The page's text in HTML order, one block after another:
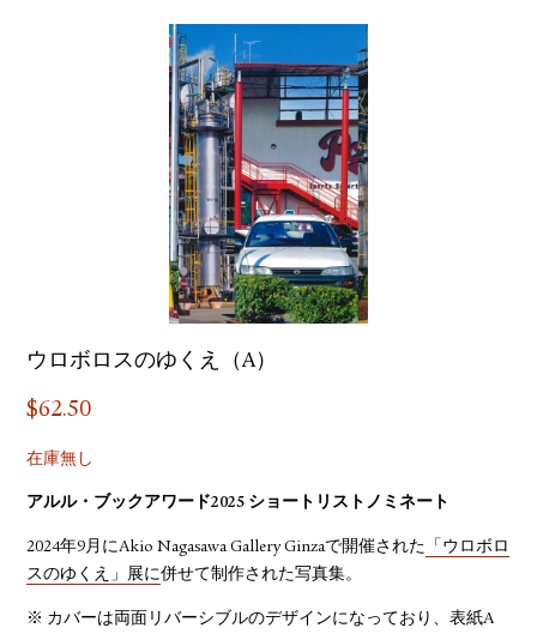
ウロボロスのゆくえ（A）
$62.50
在庫無し
アルル・ブックアワード2025 ショートリストノミネート
2024年9月にAkio Nagasawa Gallery Ginzaで開催された 「ウロボロ
スのゆくえ」展に併せて制作された写真集。
※ カバーは両面リバーシブルのデザインになっており、表紙A